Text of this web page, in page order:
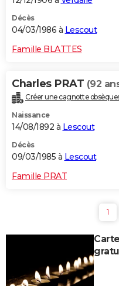
Décès
04/03/1986 à Lescout
Famille BLATTES
Charles PRAT (92
Créer une cagnotte
Naissance
14/08/1892 à Lescout
Décès
09/03/1985 à Lescout
Famille PRAT
1